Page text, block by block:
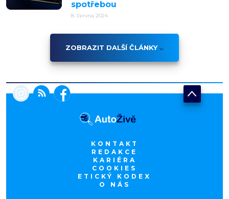
spotřebou
8. června 2024
ZOBRAZIT DALŠÍ ČLÁNKY
KONTAKT
REDAKCE
KARIÉRA
COOKIES
ETICKÝ KODEX
O NÁS